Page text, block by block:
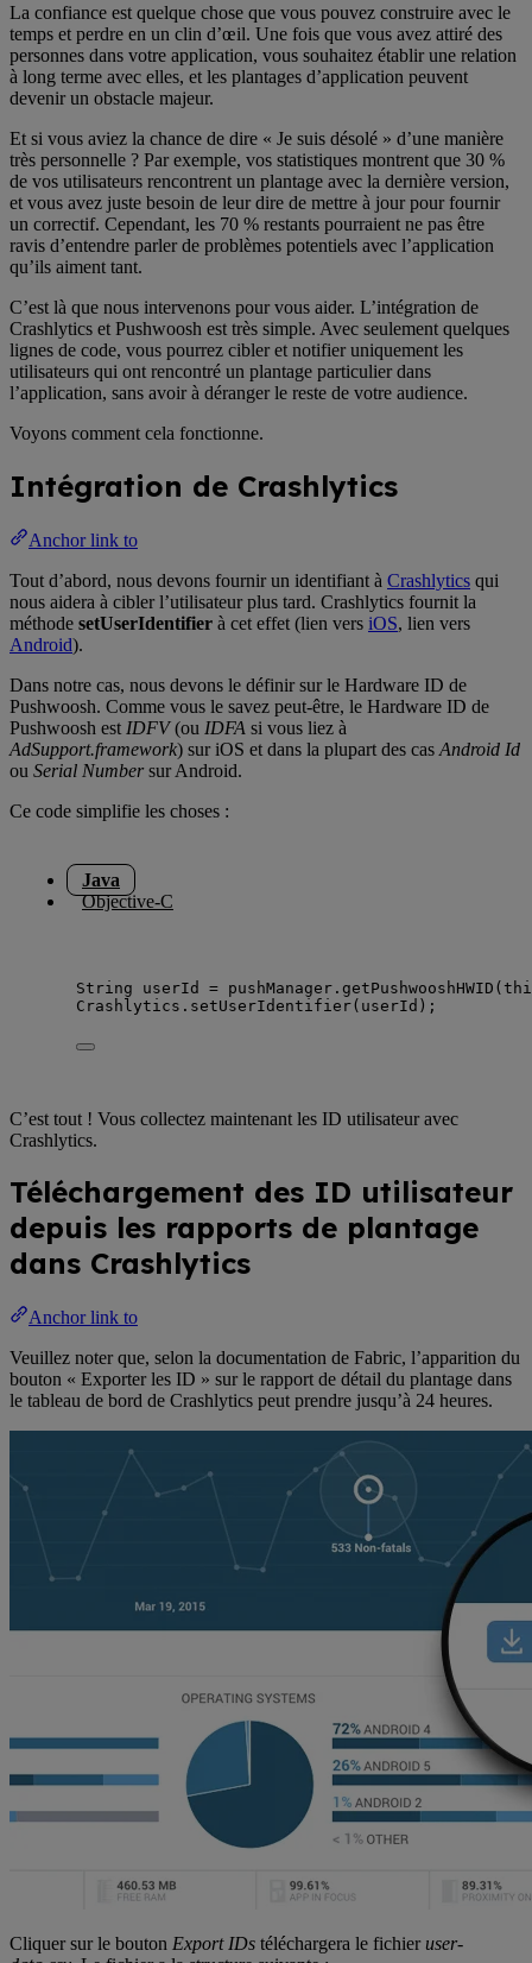
La confiance est quelque chose que vous pouvez construire avec le
temps et perdre en un clin d’œil. Une fois que vous avez attiré des
personnes dans votre application, vous souhaitez établir une relation
à long terme avec elles, et les plantages d’application peuvent
devenir un obstacle majeur.
Et si vous aviez la chance de dire « Je suis désolé » d’une manière
très personnelle ? Par exemple, vos statistiques montrent que 30 %
de vos utilisateurs rencontrent un plantage avec la dernière version,
et vous avez juste besoin de leur dire de mettre à jour pour fournir
un correctif. Cependant, les 70 % restants pourraient ne pas être
ravis d’entendre parler de problèmes potentiels avec l’application
qu’ils aiment tant.
C’est là que nous intervenons pour vous aider. L’intégration de
Crashlytics et Pushwoosh est très simple. Avec seulement quelques
lignes de code, vous pourrez cibler et notifier uniquement les
utilisateurs qui ont rencontré un plantage particulier dans
l’application, sans avoir à déranger le reste de votre audience.
Voyons comment cela fonctionne.
Intégration de Crashlytics
Anchor link to
Tout d’abord, nous devons fournir un identifiant à Crashlytics qui
nous aidera à cibler l’utilisateur plus tard. Crashlytics fournit la
méthode setUserIdentifier à cet effet (lien vers iOS, lien vers
Android).
Dans notre cas, nous devons le définir sur le Hardware ID de
Pushwoosh. Comme vous le savez peut-être, le Hardware ID de
Pushwoosh est IDFV(ou IDFA si vous liez à
AdSupport.framework) sur iOS et dans la plupart des cas Android Id
ou Serial Numbersur Android.
Ce code simplifie les choses :
Java
Objective-C
String userId = pushManager . getPushwooshHWID (
Crashlytics . setUserIdentifier( userId ) ;
C’est tout ! Vous collectez maintenant les ID utilisateur avec
Crashlytics.
Téléchargement des ID utilisateur
depuis les rapports de plantage
dans Crashlytics
Anchor link to
Veuillez noter que, selon la documentation de Fabric, l’apparition du
bouton « Exporter les ID » sur le rapport de détail du plantage dans
le tableau de bord de Crashlytics peut prendre jusqu’à 24 heures.
Cliquer sur le bouton Export IDs téléchargera le fichier user-